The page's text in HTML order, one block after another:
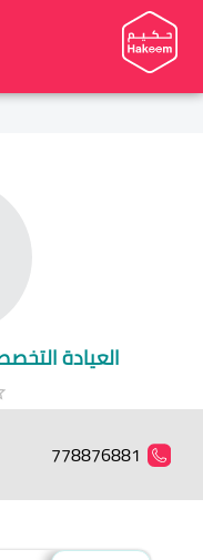
العيادة
778876881